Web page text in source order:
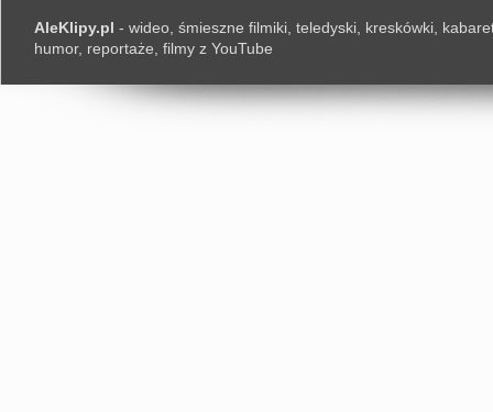
AleKlipy.pl - wideo, śmieszne filmiki, teledyski, kreskówki,
humor, reportaże, filmy z YouTube